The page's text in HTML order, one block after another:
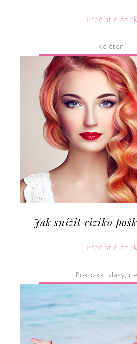
Přečíst
Ke čtení
Jak snížit riziko
Přečíst
Pokožka, vlasy,